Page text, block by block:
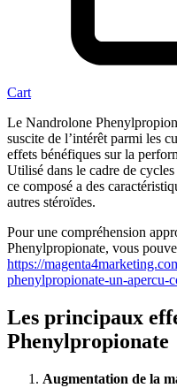
Cart
Le Nandrolone
suscite de l’intérêt parmi les
effets bénéfiques sur la
Utilisé dans le cadre de
ce composé a des
autres stéroïdes.
Pour une compréhension
Phenylpropionate, vous
https://
phenylpropionate-un-apercu-
Les principaux
Phenylpropionate
Augmentation de la